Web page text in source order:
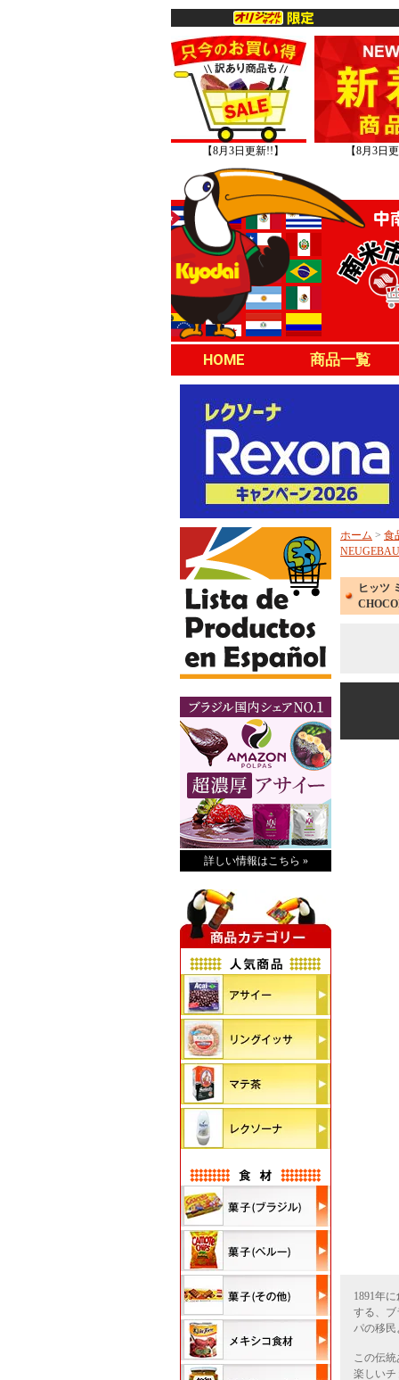
【8月3日更新!!】 【8月3日
HOME 商品一覧
詳しい情報はこちら »
ホーム > 食
ヒッツ
1891年
する、ブ
パの移民
この伝
楽しいチ